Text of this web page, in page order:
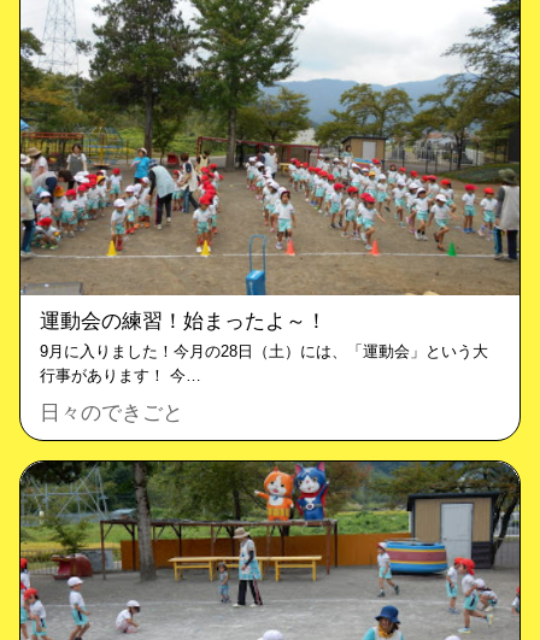
運動会の練習！始まったよ～！
9月に入りました！今月の28日（土）には、「運動会」という大
行事があります！ 今…
日々のできごと